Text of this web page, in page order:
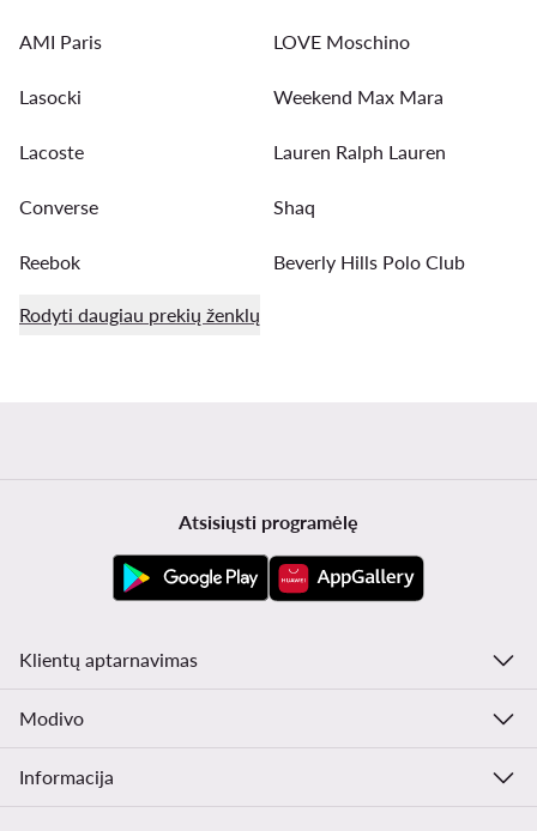
AMI Paris LOVE Moschino
Lasocki Weekend Max Mara
Lacoste Lauren Ralph Lauren
Converse Shaq
Reebok Beverly Hills Polo Club
Rodyti daugiau prekių ženklų
Atsisiųsti programėlę
Klientų aptarnavimas
Modivo
Informacija